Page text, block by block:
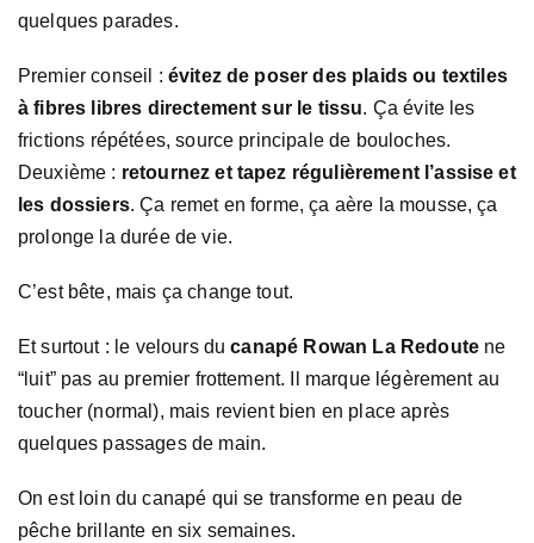
quelques parades.
Premier conseil : évitez de poser des plaids ou textiles
à fibres libres directement sur le tissu. Ça évite les
frictions répétées, source principale de bouloches.
Deuxième : retournez et tapez régulièrement l’assise et
les dossiers. Ça remet en forme, ça aère la mousse, ça
prolonge la durée de vie.
C’est bête, mais ça change tout.
Et surtout : le velours ducanapé Rowan La Redoute ne
“luit” pas au premier frottement. Il marque légèrement au
toucher (normal), mais revient bien en place après
quelques passages de main.
On est loin du canapé qui se transforme en peau de
pêche brillante en six semaines.